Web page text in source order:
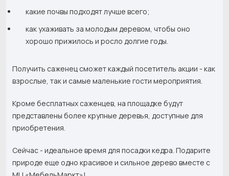
какие почвы подходят лучше всего;
как ухаживать за молодым деревом, чтобы оно
хорошо прижилось и росло долгие годы.
Получить саженец сможет каждый посетитель акции - как
взрослые, так и самые маленькие гости мероприятия.
Кроме бесплатных саженцев, на площадке будут
представлены более крупные деревья, доступные для
приобретения.
Сейчас - идеальное время для посадки кедра. Подарите
природе еще одно красивое и сильное дерево вместе с